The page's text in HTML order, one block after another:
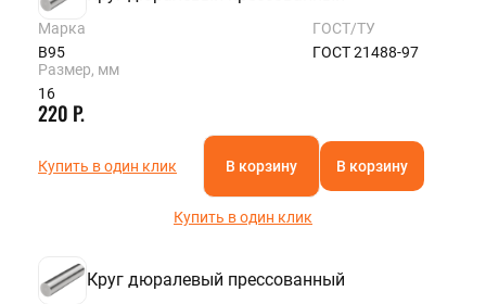
Марка
В95
ГОСТ/ТУ
ГОСТ 21488-97
Размер, мм
16
220 Р.
Купить в один клик В корзину В корзину
Купить в один клик
Круг дюралевый прессованный